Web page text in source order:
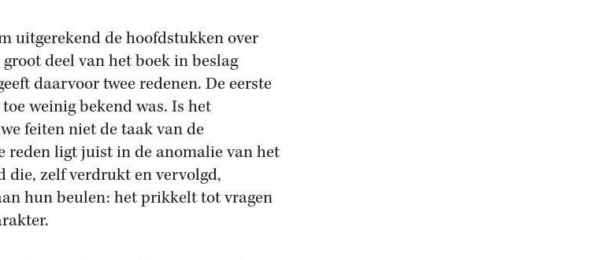
uitgerekend de hoofdstukken over
groot deel van het boek in beslag
daarvoor twee redenen. De eerste
weinig bekend was. Is het
feiten niet de taak van de
reden ligt juist in de anomalie van het
die, zelf verdrukt en vervolgd,
hun beulen: het prikkelt tot vragen